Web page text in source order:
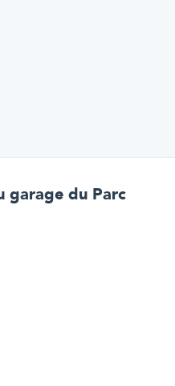
garage du Parc